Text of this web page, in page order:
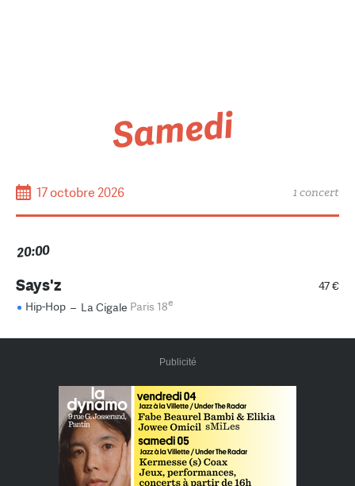
Samedi
17 octobre 2026 1 concert
20:00
47 €
Says'z
Hip-Hop – La Cigale Paris 18e
Publicité